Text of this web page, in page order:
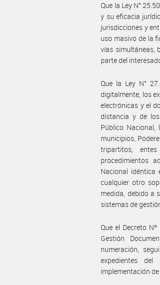
Que la Ley N°
y su eficacia
jurisdicciones y
uso masivo de la
vías simultáneas,
parte del
Que la Ley N°
digitalmente, los
electrónicas y el
distancia y de
Público Nacional,
municipios,
tripartitos,
procedimientos
Nacional
cualquier otro
medida, debido a
sistemas de
Que el Decreto
Gestión
numeración,
expedientes
implementación